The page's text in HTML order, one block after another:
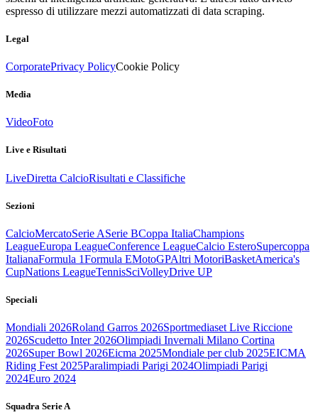
espresso di utilizzare mezzi automatizzati di data scraping.
Legal
CorporatePrivacy PolicyCookie Policy
Media
VideoFoto
Live e Risultati
LiveDiretta CalcioRisultati e Classifiche
Sezioni
CalcioMercatoSerie ASerie BCoppa ItaliaChampions
LeagueEuropa LeagueConference LeagueCalcio EsteroSupercoppa
ItalianaFormula 1Formula EMotoGPAltri MotoriBasketAmerica's
CupNations LeagueTennisSciVolleyDrive UP
Speciali
Mondiali 2026Roland Garros 2026Sportmediaset Live Riccione
2026Scudetto Inter 2026Olimpiadi Invernali Milano Cortina
2026Super Bowl 2026Eicma 2025Mondiale per club 2025EICMA
Riding Fest 2025Paralimpiadi Parigi 2024Olimpiadi Parigi
2024Euro 2024
Squadra Serie A